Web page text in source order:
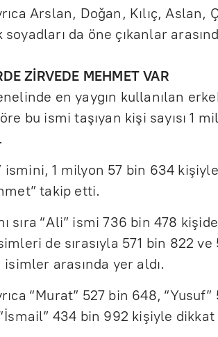
Arslan, Doğan, Kılıç,
da öne çıkanlar
ZİRVEDE MEHMET VAR
en yaygın kullanılan
bu ismi taşıyan kişi sayısı 1
ismini, 1 milyon 57 bin 634
takip etti.
sıra “Ali” ismi 736 bin 478
de sırasıyla 571 bin 822
isimler arasında yer aldı.
“Murat” 527 bin 648,
434 bin 992 kişiyle dikkat